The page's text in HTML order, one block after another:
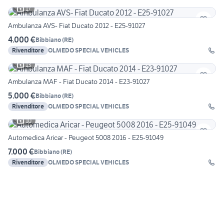
17
Ambulanza AVS- Fiat Ducato 2012 - E25-91027
4.000 €Bibbiano(RE)
Rivenditore OLMEDO SPECIAL VEHICLES
13
Ambulanza MAF - Fiat Ducato 2014 - E23-91027
5.000 €Bibbiano(RE)
Rivenditore OLMEDO SPECIAL VEHICLES
10
Automedica Aricar - Peugeot 5008 2016 - E25-91049
7.000 €Bibbiano(RE)
Rivenditore OLMEDO SPECIAL VEHICLES